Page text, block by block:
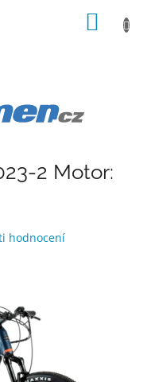
2 Motor:
hodnocení